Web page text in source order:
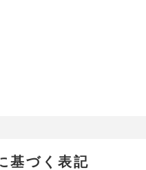
基づく表記